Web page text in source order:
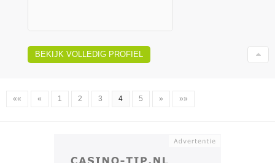
BEKIJK VOLLEDIG PROFIEL
«« « 1 2 3 4 5 » »»